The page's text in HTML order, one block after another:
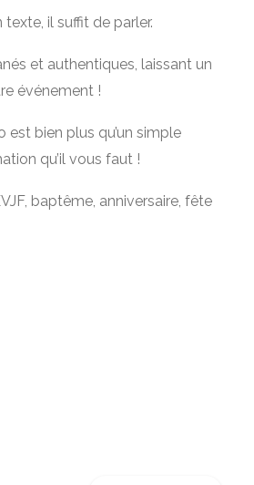
texte, il suffit de parler.
et authentiques, laissant un
événement !
est bien plus qu’un simple
qu’il vous faut !
baptême, anniversaire, fête